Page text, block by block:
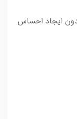
ایجاد احساس